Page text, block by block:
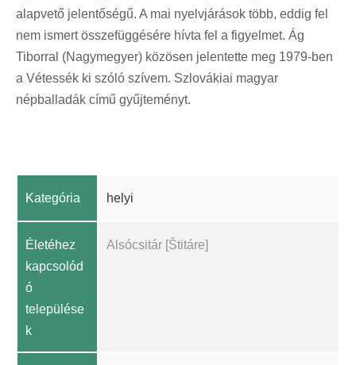
alapvető jelentőségű. A mai nyelvjárások több, eddig fel
nem ismert összefüggésére hívta fel a figyelmet. Ág
Tiborral (Nagymegyer) közösen jelentette meg 1979-ben
a Vétessék ki szóló szívem. Szlovákiai magyar
népballadák című gyűjteményt.
Kategória helyi
Életéhez
kapcsolód
ó
települése
k
Alsócsitár [Štitáre]